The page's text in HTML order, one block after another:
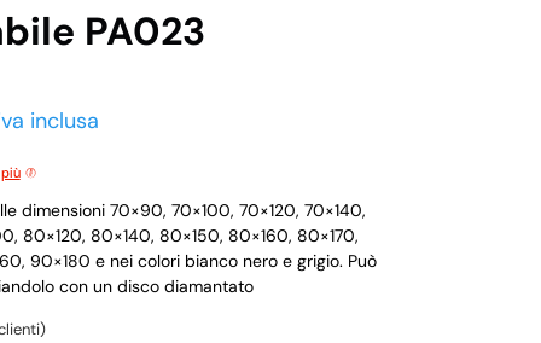
PA023
inclusa
dimensioni 70×90, 70×100, 70×120, 70×140,
80×120, 80×140, 80×150, 80×160, 80×170,
90×180 e nei colori bianco nero e grigio. Può
con un disco diamantato